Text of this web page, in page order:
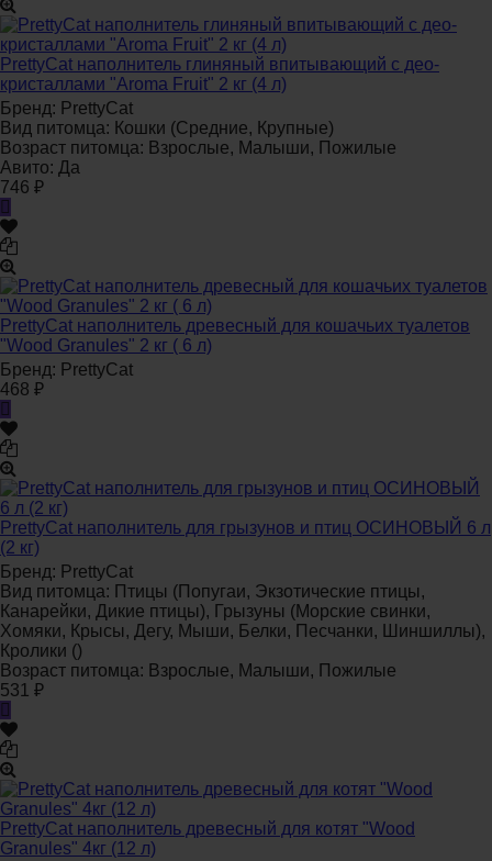
PrettyCat наполнитель глиняный впитывающий с део-
кристаллами "Aroma Fruit" 2 кг (4 л)
Бренд: PrettyCat
Вид питомца: Кошки (Средние, Крупные)
Возраст питомца: Взрослые, Малыши, Пожилые
Авито: Да
746 ₽
PrettyCat наполнитель древесный для кошачьих туалетов
"Wood Granules" 2 кг ( 6 л)
Бренд: PrettyCat
468 ₽
PrettyCat наполнитель для грызунов и птиц ОСИНОВЫЙ 6 л
(2 кг)
Бренд: PrettyCat
Вид питомца: Птицы (Попугаи, Экзотические птицы,
Канарейки, Дикие птицы), Грызуны (Морские свинки,
Хомяки, Крысы, Дегу, Мыши, Белки, Песчанки, Шиншиллы),
Кролики ()
Возраст питомца: Взрослые, Малыши, Пожилые
531 ₽
PrettyCat наполнитель древесный для котят "Wood
Granules" 4кг (12 л)